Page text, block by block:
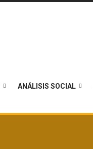
ANÁLISIS SOCIAL